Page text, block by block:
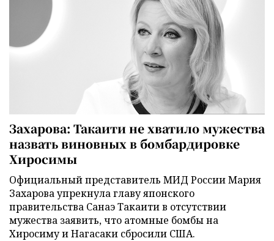
Захарова: Такаити не хватило мужества
назвать виновных в бомбардировке
Хиросимы
Официальный представитель МИД России Мария
Захарова упрекнула главу японского
правительства Санаэ Такаити в отсутствии
мужества заявить, что атомные бомбы на
Хиросиму и Нагасаки сбросили США.